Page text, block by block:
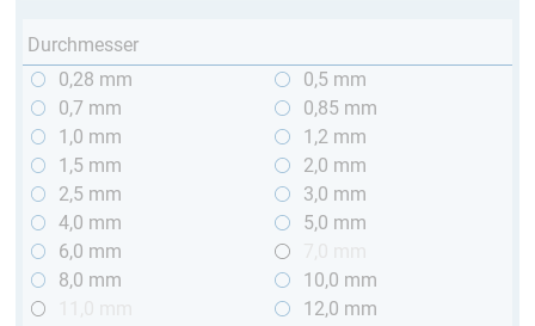
Durchmesser
0,28 mm
0,5 mm
0,7 mm
0,85 mm
1,0 mm
1,2 mm
1,5 mm
2,0 mm
2,5 mm
3,0 mm
4,0 mm
5,0 mm
6,0 mm
8,0 mm
10,0 mm
12,0 mm